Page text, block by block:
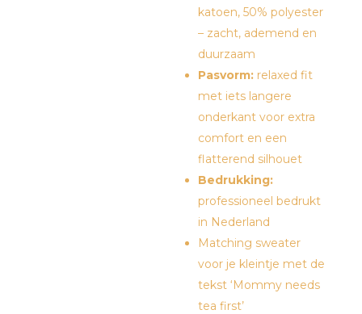
katoen, 50% polyester
– zacht, ademend en
duurzaam
Pasvorm: relaxed fit
met iets langere
onderkant voor extra
comfort en een
flatterend silhouet
Bedrukking:
professioneel bedrukt
in Nederland
Matching sweater
voor je kleintje met de
tekst ‘Mommy needs
tea first’